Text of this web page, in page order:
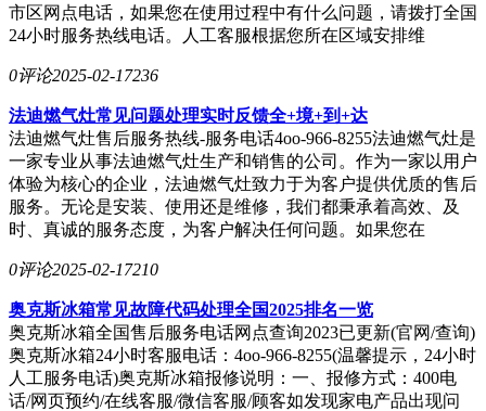
市区网点电话，如果您在使用过程中有什么问题，请拨打全国
24小时服务热线电话。人工客服根据您所在区域安排维
0评论2025-02-17236
法迪燃气灶常见问题处理实时反馈全+境+到+达
法迪燃气灶售后服务热线-服务电话4oo-966-8255法迪燃气灶是
一家专业从事法迪燃气灶生产和销售的公司。作为一家以用户
体验为核心的企业，法迪燃气灶致力于为客户提供优质的售后
服务。无论是安装、使用还是维修，我们都秉承着高效、及
时、真诚的服务态度，为客户解决任何问题。如果您在
0评论2025-02-17210
奥克斯冰箱常见故障代码处理全国2025排名一览
奥克斯冰箱全国售后服务电话网点查询2023已更新(官网/查询)
奥克斯冰箱24小时客服电话：4oo-966-8255(温馨提示，24小时
人工服务电话)奥克斯冰箱报修说明：一、报修方式：400电
话/网页预约/在线客服/微信客服/顾客如发现家电产品出现问